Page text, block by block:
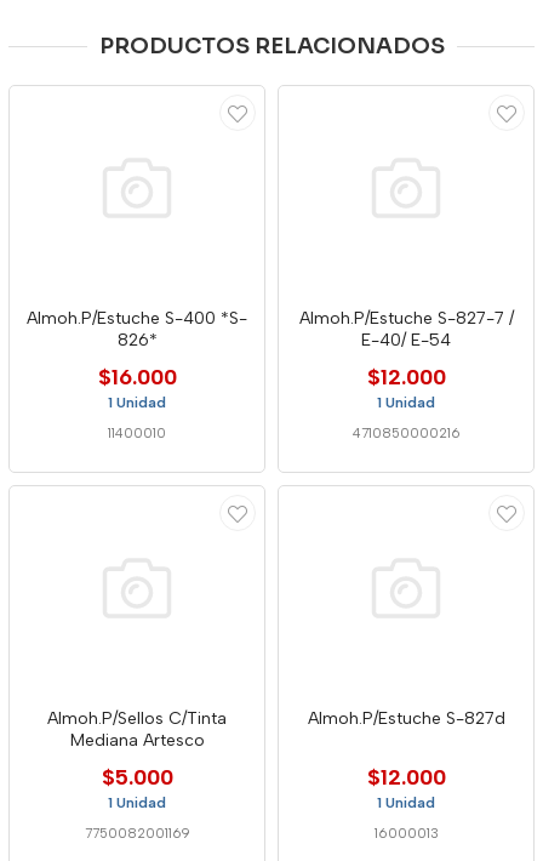
PRODUCTOS RELACIONADOS
Almoh.P/Estuche S-400 *S-
826*
$16.000
1 Unidad
11400010
Almoh.P/Estuche S-827-7 /
E-40/ E-54
$12.000
1 Unidad
4710850000216
Almoh.P/Sellos C/Tinta
Mediana Artesco
$5.000
1 Unidad
7750082001169
Almoh.P/Estuche S-827d
$12.000
1 Unidad
16000013